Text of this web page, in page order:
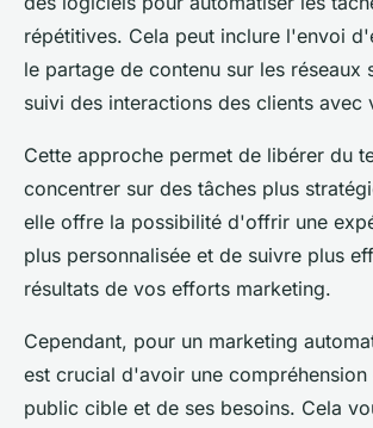
répétitives. Cela peut inclure l'envoi
le partage de contenu sur les réseaux
suivi des interactions des clients avec
Cette approche permet de libérer du
concentrer sur des tâches plus
elle offre la possibilité d'offrir une
plus personnalisée et de suivre plus
résultats de vos efforts marketing.
Cependant, pour un marketing
est crucial d'avoir une
public cible et de ses besoins. Cela